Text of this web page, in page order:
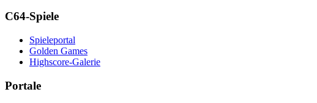
C64-Spiele
Spieleportal
Golden Games
Highscore-Galerie
Portale